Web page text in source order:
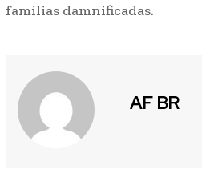
familias damnificadas.
AF BR